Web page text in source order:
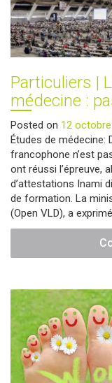
Particuliers |
médecine :
Posted on 12
Études de médecine:
francophone n’est
ont réussi l’épreuve,
d’attestations Inami
de formation. La
(Open VLD), a